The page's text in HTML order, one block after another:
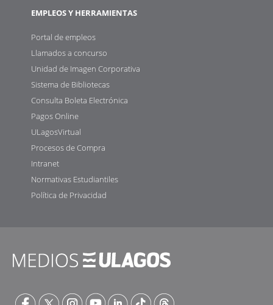
EMPLEOS Y HERRAMIENTAS
Portal de empleos
Llamados a concurso
Unidad de Imagen Corporativa
Sistema de Bibliotecas
Consulta Boleta Electrónica
Pagos Online
ULagosVirtual
Procesos de Compra
Intranet
Normativas Estudiantiles
Política de Privacidad